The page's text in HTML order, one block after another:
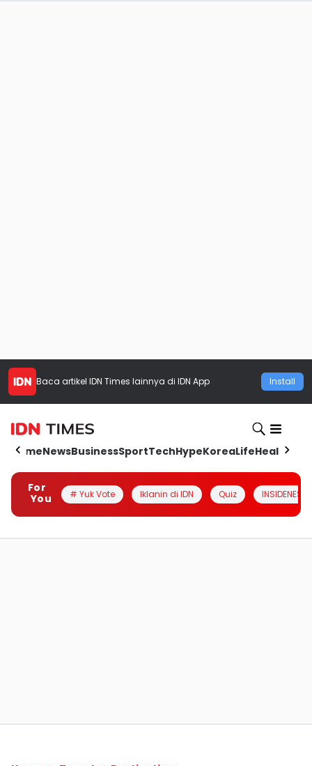
Baca artikel IDN Times lainnya di IDN App Install
HomeNewsBusinessSportTechHypeKoreaLifeHealth
For
You
# Yuk Vote Iklanin di IDN Quiz INSIDENESIA